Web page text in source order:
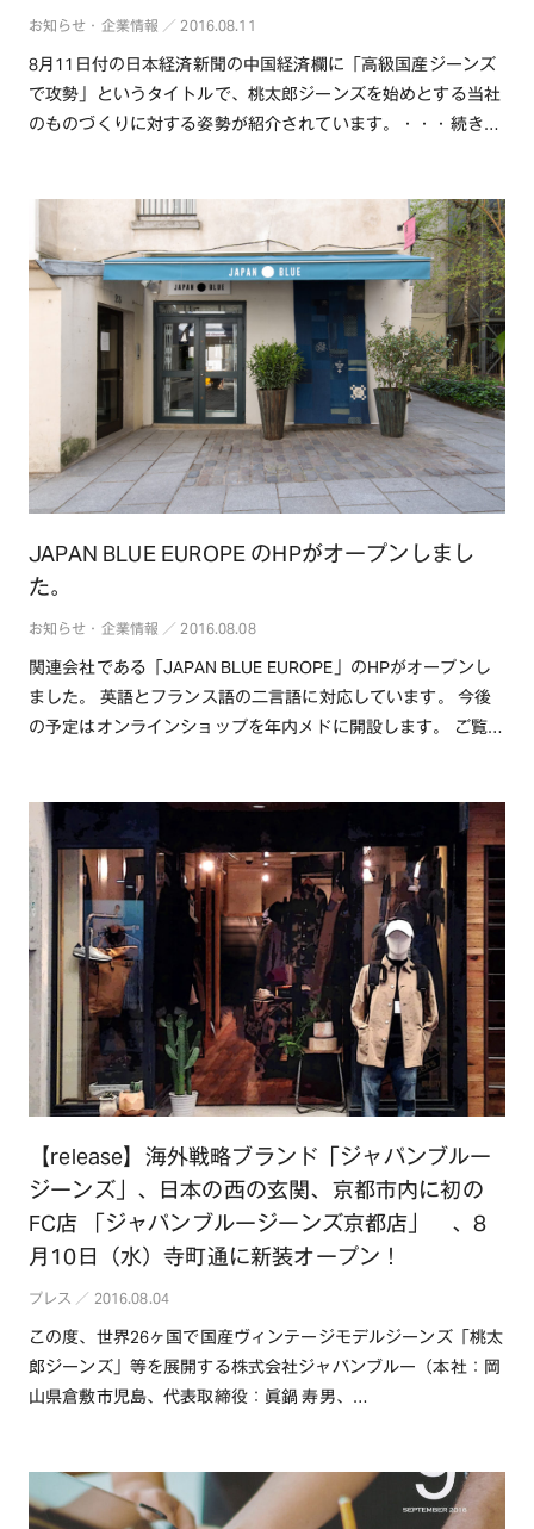
お知らせ・企業情報 ／ 2016.08.11
8月11日付の日本経済新聞の中国経済欄に「高級国産ジーンズ
で攻勢」というタイトルで、桃太郎ジーンズを始めとする当社
のものづくりに対する姿勢が紹介されています。・・・続きを
JAPAN BLUE EUROPE のHPがオープンしまし
た。
お知らせ・企業情報 ／ 2016.08.08
関連会社である「JAPAN BLUE EUROPE」のHPがオープンし
ました。 英語とフランス語の二言語に対応しています。 今後
の予定はオンラインショップを年内メドに開設します。 ご覧に
【release】海外戦略ブランド「ジャパンブルー
ジーンズ」、日本の西の玄関、京都市内に初の
FC店 「ジャパンブルージーンズ京都店」 、8
月10日（水）寺町通に新装オープン！
プレス ／ 2016.08.04
この度、世界26ヶ国で国産ヴィンテージモデルジーンズ「桃太
郎ジーンズ」等を展開する株式会社ジャパンブルー（本社：岡
山県倉敷市児島、代表取締役：眞鍋 寿男、
TOP
ABOUT
会社概要
歴史・沿革
NEWS
BRAND/SHOP
RECRUIT
CONTACT